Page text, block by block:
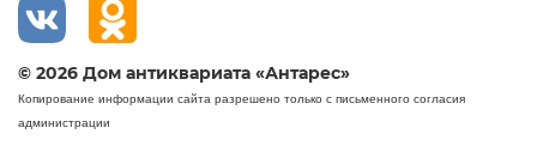
© 2026 Дом антиквариата «Антарес»
Копирование информации сайта разрешено только с письменного согласия
администрации